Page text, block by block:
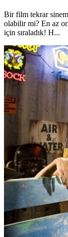
Bir film tekrar
olabilir mi? En az
için sıraladık! H...